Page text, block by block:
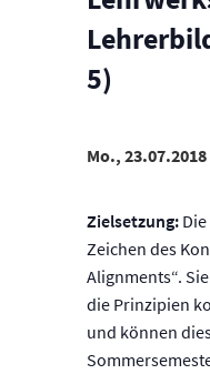
5)
Mo., 23.07.2018
Zielsetzung:
Zeichen des
Alignments“.
die Prinzipien
und können